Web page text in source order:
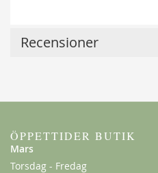
Från149,00 kr
Recensioner
ÖPPETTIDER BUTIK
Mars
Torsdag - Fredag